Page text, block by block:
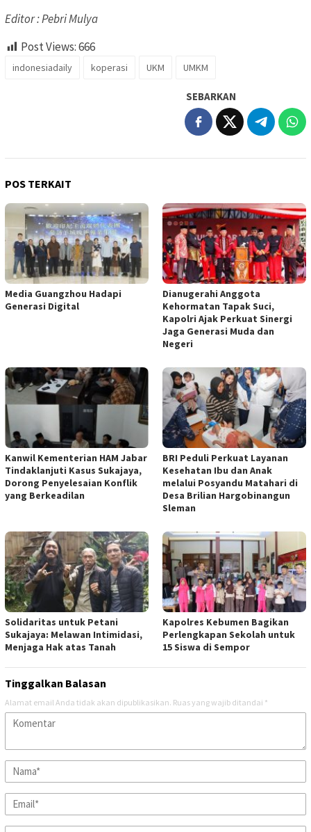
Editor : Pebri Mulya
Post Views:666
indonesiadaily koperasi UKM UMKM
SEBARKAN
POS TERKAIT
Media Guangzhou Hadapi
Generasi Digital
Dianugerahi Anggota
Kehormatan Tapak Suci,
Kapolri Ajak Perkuat Sinergi
Jaga Generasi Muda dan
Negeri
Kanwil Kementerian HAM Jabar
Tindaklanjuti Kasus Sukajaya,
Dorong Penyelesaian Konflik
yang Berkeadilan
BRI Peduli Perkuat Layanan
Kesehatan Ibu dan Anak
melalui Posyandu Matahari di
Desa Brilian Hargobinangun
Sleman
Solidaritas untuk Petani
Sukajaya: Melawan Intimidasi,
Menjaga Hak atas Tanah
Kapolres Kebumen Bagikan
Perlengkapan Sekolah untuk
15 Siswa di Sempor
Tinggalkan Balasan
Alamat email Anda tidak akan dipublikasikan. Ruas yang wajib ditandai *